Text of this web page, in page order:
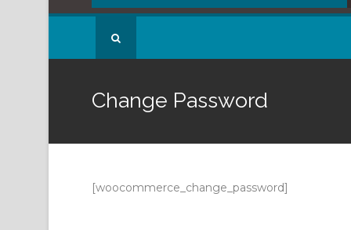
Change Password
[woocommerce_change_password]